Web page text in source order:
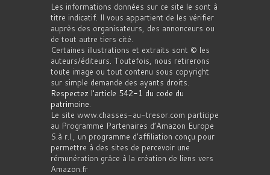
Les informations données sur ce site le sont à
titre indicatif. Il vous appartient de les vérifier
auprès des organisateurs, des annonceurs ou
de tout autre tiers cité.
Certaines illustrations et extraits sont © les
auteurs/éditeurs. Toutefois, nous retirerons
toute image ou tout contenu sous copyright
sur simple demande des ayants droits.
Respectez l'article 542-1 du code du
patrimoine.
Le site www.chasses-au-tresor.com participe
au Programme Partenaires d’Amazon Europe
S.à r.l., un programme d’affiliation conçu pour
permettre à des sites de percevoir une
rémunération grâce à la création de liens vers
Amazon.fr